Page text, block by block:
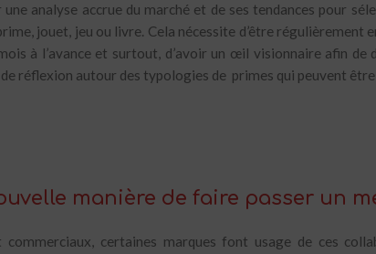
analyse accrue du marché et de ses tendances pour
jouet, jeu ou livre. Cela nécessite d’être
à l’avance et surtout, d’avoir un œil visionnaire afin
réflexion autour des typologies de primes qui peuvent être
manière de faire passer un
commerciaux, certaines marques font usage de ces